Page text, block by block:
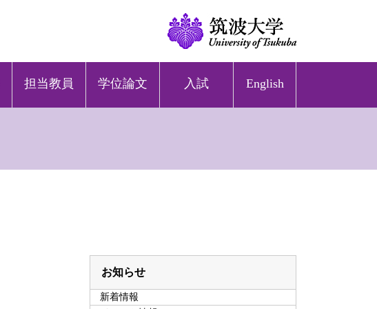
担当教員 学位論文 入試 English
お知らせ
新着情報